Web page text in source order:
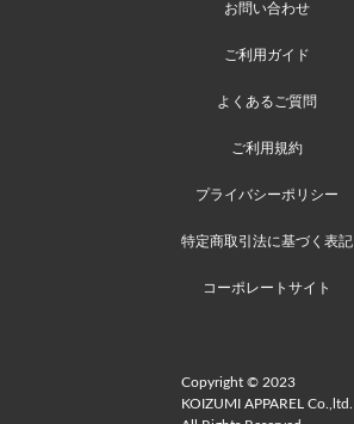
お問い合わせ
ご利用ガイド
よくあるご質問
ご利用規約
プライバシーポリシー
特定商取引法に基づく表記
コーポレートサイト
Copyright © 2023
KOIZUMI APPAREL Co.,ltd.